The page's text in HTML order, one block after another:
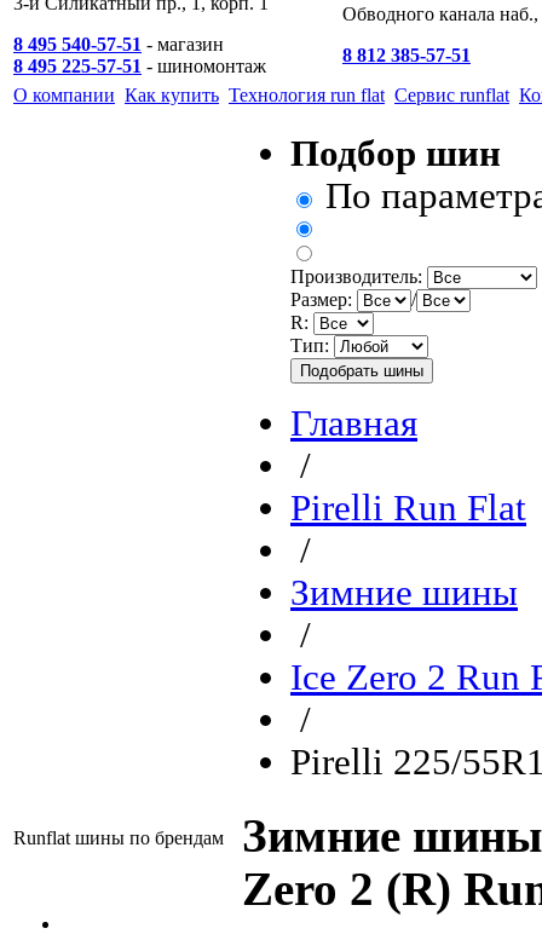
8 495 540-57-51 - магазин
8 495 225-57-51 - шиномонтаж
Обводного канала
8 812 385-57-51
О компании Как купить Технология run flat Сервис runflat
Runflat шины по брендам
Подбор шин
По
Производитель:
Размер:
/
R:
Тип:
Главная
/
Pirelli Run Flat
/
Зимние шины
/
Ice Zero 2 Run
/
Pirelli 225/
Зимние шины
Zero 2 (R)